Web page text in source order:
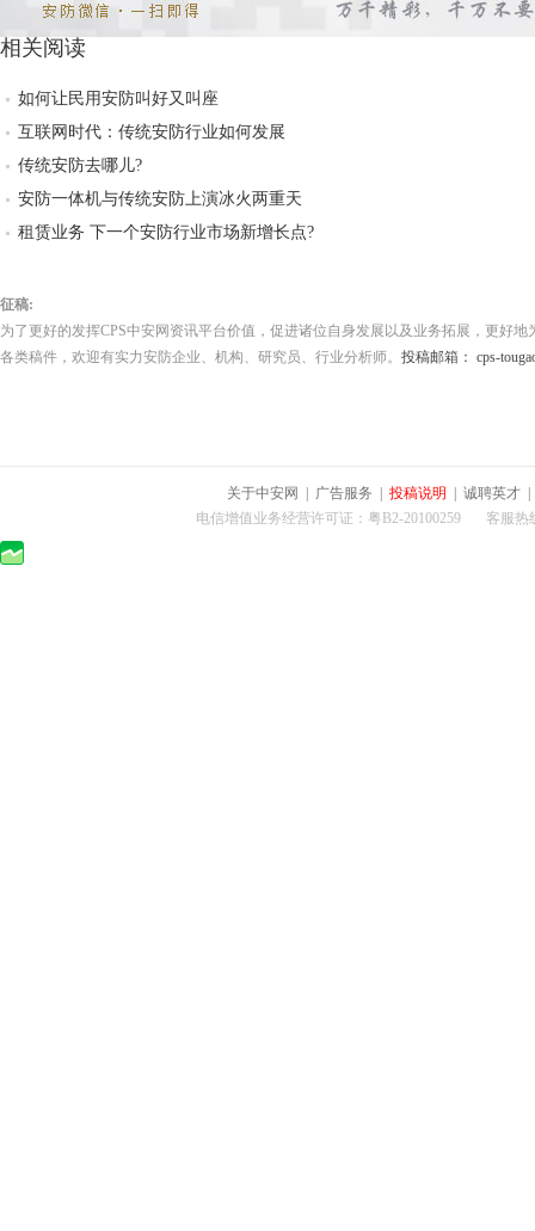
相关阅读
如何让民用安防叫好又叫座
互联网时代：传统安防行业如何发展
传统安防去哪儿?
安防一体机与传统安防上演冰火两重天
租赁业务 下一个安防行业市场新增长点?
征稿:
为了更好的发挥CPS中安网资讯平台价值，促进诸位自身发展以及业务拓展，更好
各类稿件，欢迎有实力安防企业、机构、研究员、行业分析师。 投稿邮箱： cps-
关于中安网 广告服务 投稿说明 诚聘英才
电信增值业务经营许可证：粤B2-20100259 客服